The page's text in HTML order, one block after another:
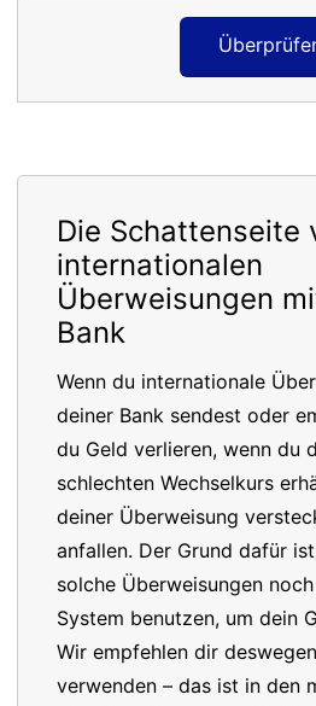
Die Schattenseite
internationalen
Überweisungen
Bank
Wenn du internationale
deiner Bank sendest oder
du Geld verlieren, wenn du
schlechten Wechselkurs
deiner Überweisung
anfallen. Der Grund dafür
solche Überweisungen
System benutzen, um dein
Wir empfehlen dir
verwenden – das ist in den